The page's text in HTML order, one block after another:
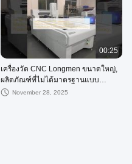
00:25
เครื่องวัด CNC Longmen ขนาดใหญ่,
ผลิตภัณฑ์ที่ไม่ได้มาตรฐานแบบ
กำหนดเอง, เครื่องวัดวิดีโอ, ความ
November 28, 2025